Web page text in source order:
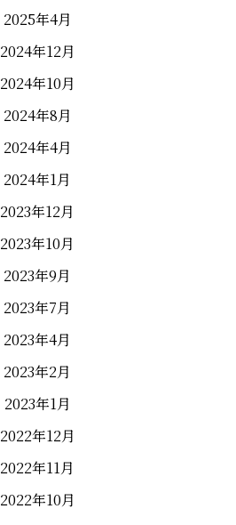
2025年4月
2024年12月
2024年10月
2024年8月
2024年4月
2024年1月
2023年12月
2023年10月
2023年9月
2023年7月
2023年4月
2023年2月
2023年1月
2022年12月
2022年11月
2022年10月